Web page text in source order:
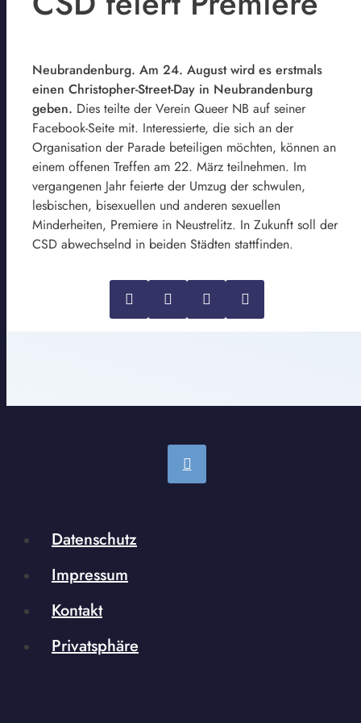
Neubrandenburg. Am 24. August wird es erstmals
einen Christopher-Street-Day in Neubrandenburg
geben. Dies teilte der Verein Queer NB auf seiner
Facebook-Seite mit. Interessierte, die sich an der
Organisation der Parade beteiligen möchten, können an
einem offenen Treffen am 22. März teilnehmen. Im
vergangenen Jahr feierte der Umzug der schwulen,
lesbischen, bisexuellen und anderen sexuellen
Minderheiten, Premiere in Neustrelitz. In Zukunft soll der
CSD abwechselnd in beiden Städten stattfinden.
Datenschutz
Impressum
Kontakt
Privatsphäre